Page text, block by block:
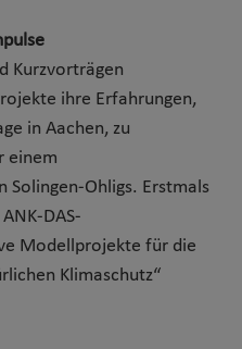
Kurzvorträgen
ihre Erfahrungen,
in Aachen, zu
einem
Solingen-Ohligs. Erstmals
DAS-
Modellprojekte für die
Klimaschutz“